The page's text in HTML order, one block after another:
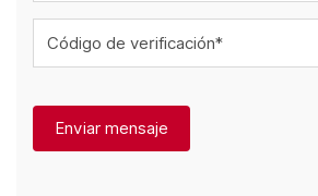
Código de verificación*
Enviar mensaje